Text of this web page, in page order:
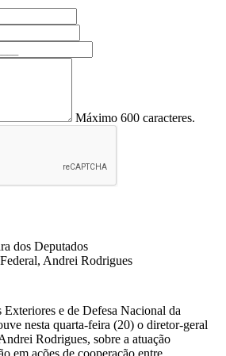
Máximo 600 caracteres.
dos Deputados
Andrei Rodrigues
Exteriores e de Defesa Nacional da
nesta quarta-feira (20) o diretor-geral
Rodrigues, sobre a atuação
em ações de cooperação entre